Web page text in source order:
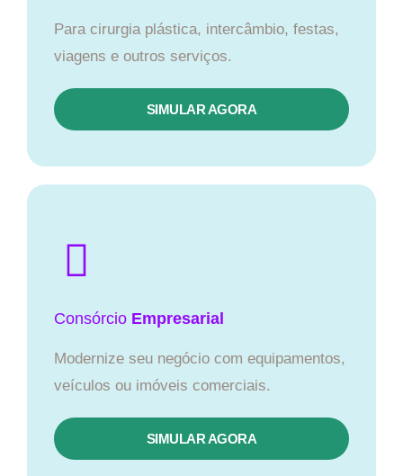
Para cirurgia plástica, intercâmbio, festas,
viagens e outros serviços.
SIMULAR AGORA
Consórcio Empresarial
Modernize seu negócio com equipamentos,
veículos ou imóveis comerciais.
SIMULAR AGORA